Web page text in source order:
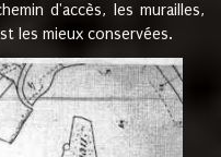
d'accès, les murailles,
les mieux conservées.